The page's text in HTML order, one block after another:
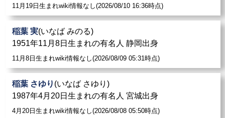
11月19日生まれwiki情報なし(2026/08/10 16:36時点)
稲葉 実(いなば みのる)
1951年11月8日生まれの有名人 静岡出身
11月8日生まれwiki情報なし(2026/08/09 05:31時点)
稲葉 さゆり (いなば さゆり)
1987年4月20日生まれの有名人 宮城出身
4月20日生まれwiki情報なし(2026/08/08 05:50時点)